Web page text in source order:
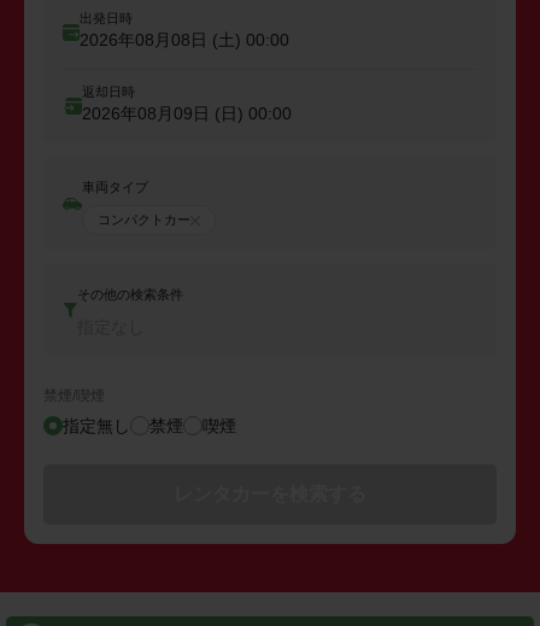
出発日時
2026年08月08日 (土) 00:00
返却日時
2026年08月09日 (日) 00:00
車両タイプ
コンパクトカー
その他の検索条件
禁煙/喫煙
指定無し 禁煙 喫煙